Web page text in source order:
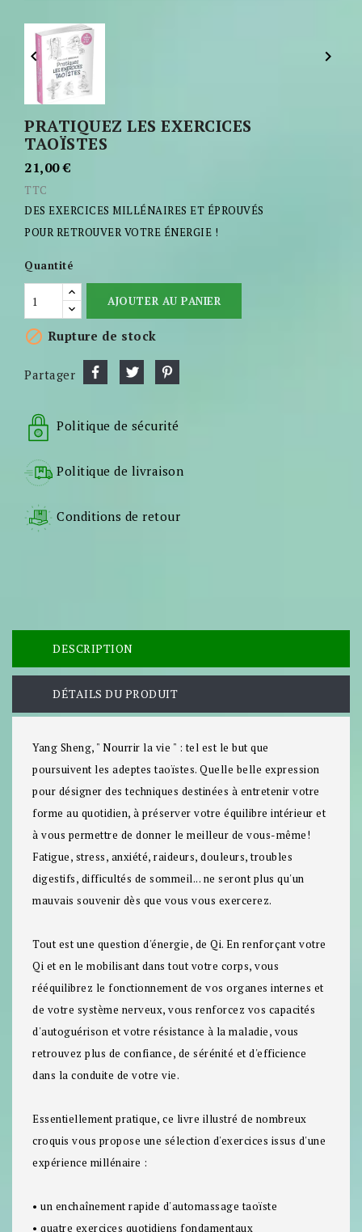
 
PRATIQUEZ LES EXERCICES
TAOÏSTES
21,00 €
TTC
DES EXERCICES MILLÉNAIRES ET ÉPROUVÉS
POUR RETROUVER VOTRE ÉNERGIE !
Quantité
AJOUTER AU PANIER
 Rupture de stock
Partager
Politique de sécurité
Politique de livraison
Conditions de retour
DESCRIPTION
DÉTAILS DU PRODUIT
Yang Sheng, " Nourrir la vie " : tel est le but que
poursuivent les adeptes taoïstes. Quelle belle expression
pour désigner des techniques destinées à entretenir votre
forme au quotidien, à préserver votre équilibre intérieur et
à vous permettre de donner le meilleur de vous-même!
Fatigue, stress, anxiété, raideurs, douleurs, troubles
digestifs, difficultés de sommeil... ne seront plus qu'un
mauvais souvenir dès que vous vous exercerez.
Tout est une question d'énergie, de Qi. En renforçant votre
Qi et en le mobilisant dans tout votre corps, vous
rééquilibrez le fonctionnement de vos organes internes et
de votre système nerveux, vous renforcez vos capacités
d'autoguérison et votre résistance à la maladie, vous
retrouvez plus de confiance, de sérénité et d'efficience
dans la conduite de votre vie.
Essentiellement pratique, ce livre illustré de nombreux
croquis vous propose une sélection d'exercices issus d'une
expérience millénaire :
• un enchaînement rapide d'automassage taoïste
• quatre exercices quotidiens fondamentaux